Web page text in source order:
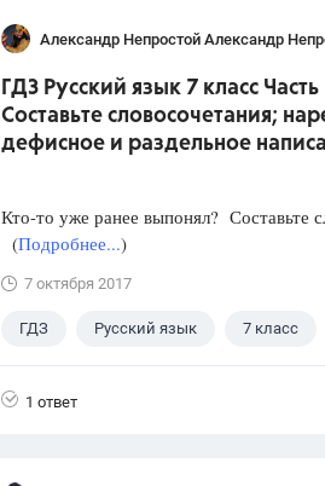
Александр Непростой Александр
ГДЗ Русский язык 7 класс
Составьте словосочетания;
дефисное и раздельное
Кто-то уже ранее выпонял? Составьте
(Подробнее...)
7 октября 2017
ГДЗ Русский язык 7 класс
1 ответ